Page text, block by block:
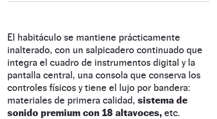
El habitáculo se mantiene prácticamente
inalterado, con un salpicadero continuado que
integra el cuadro de instrumentos digital y la
pantalla central, una consola que conserva los
controles físicos y tiene el lujo por bandera:
materiales de primera calidad, sistema de
sonido premium con 18 altavoces, etc.